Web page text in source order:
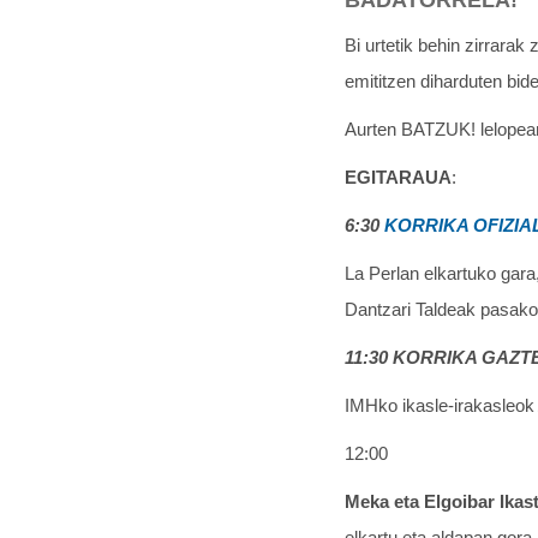
Bi urtetik behin zirrarak
emititzen diharduten
Aurten BATZUK!
EGITARAUA:
6:30KORRIKA
La Perlan elkartuko
Dantzari Taldeak
11:30 KORRIKA
IMHko ikasle-
12:00
Meka eta Elgoibar